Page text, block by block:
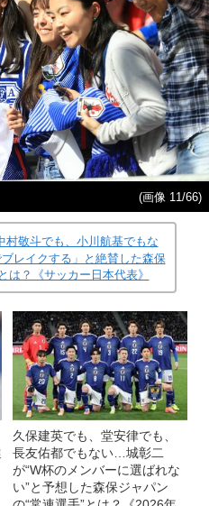
(画像 11/66)
村敬斗でも、小川航基でもな
レイクする」と絶賛した森保
は？《サッカー日本代表》
久保建英でも、堂安律でも、
長友佑都でもない…城彰二
が“W杯のメンバーに選ばれな
い”と予想した森保ジャパン